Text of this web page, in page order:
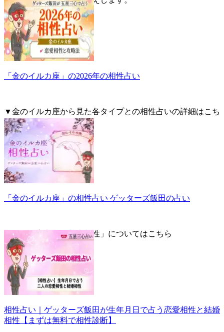
「金のイルカ座」の2026年の相性占い
▼金のイルカ座から見た各タイプとの相性占いの詳細はこち
らから
「金のイルカ座」の相性占い ゲッターズ飯田の占い
▼五星三心占い「基本相性」についてはこちら
相性占い｜ゲッターズ飯田が生年月日で占う恋愛相性と結婚
相性【まずは無料で相性診断】